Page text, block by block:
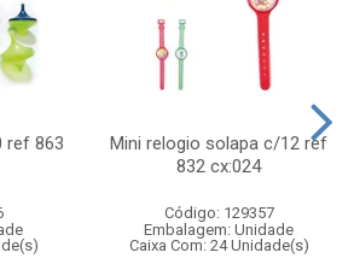
ref 863
Mini relogio solapa c/12 ref
832 cx:024
Código: 129357
Embalagem: Unidade
Caixa Com: 24 Unidade(s)